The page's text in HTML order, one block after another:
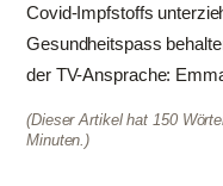
Covid-Impfstoffs
Gesundheitspass
der TV-Ansprache:
(Dieser Artikel hat 150
Minuten.)